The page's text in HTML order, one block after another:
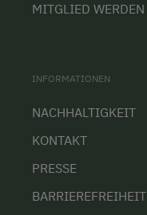
MITGLIED WERDEN
INFORMATIONEN
NACHHALTIGKEIT
KONTAKT
PRESSE
BARRIEREFREIHEIT